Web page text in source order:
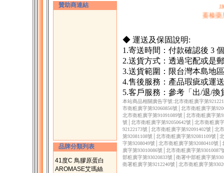
贊助商連結
品牌分類列表
41度C 鳥膠原蛋白
AROMASE艾瑪絲
蓁榛藥
◆ 運送及保固說明:
1.寄送時間：付款確認後 3
2.送貨方式：透過宅配或是
3.送貨範圍：限台灣本島地
4.售後服務：產品瑕疵或運
5.客戶服務：參考「出/退/
本站商品相關廣告字號:北市衛粧廣字第
市衛粧廣字第92060856號│北市衛粧廣字第
北市衛粧廣字第91091089號│北市衛粧廣字第
號│北市衛粧廣字第92050642號│北市衛粧廣
92122173號│北市衛粧廣字第92091402號│北
第92081108號│北市衛粧廣字第92081109號│
字第9208049號│北市衛粧廣字第92080410號
廣字第93010086號│北市衛粧廣字第
部粧廣字第93020833號│衛署中部粧廣字第
衛署粧廣字第9212240號│北市衛粧廣字第